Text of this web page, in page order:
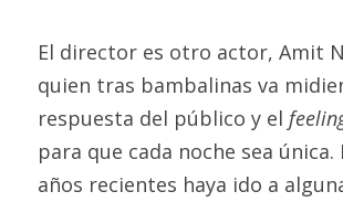
El director es otro actor, Amit
quien tras bambalinas va
respuesta del público y el
para que cada noche sea única.
años recientes haya ido a